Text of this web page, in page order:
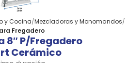
y Cocina Mezcladoras y Monomandos
Fregadero
8″ P/fregadero
Cerámico